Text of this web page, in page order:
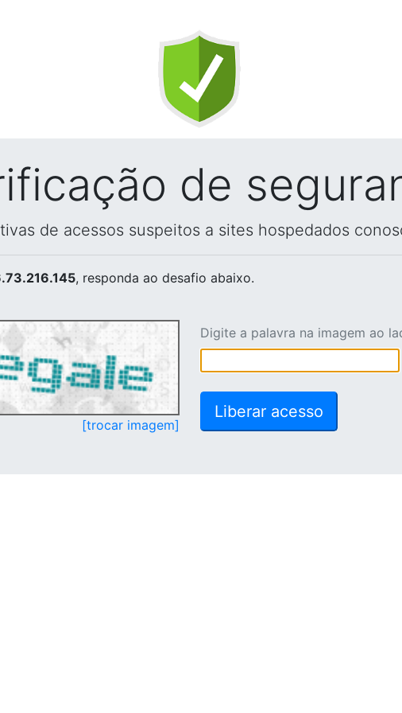
de
de acessos suspeitos a sites hospedados
, responda ao desafio abaixo.
[trocar imagem]
Digite a palavra na imagem ao